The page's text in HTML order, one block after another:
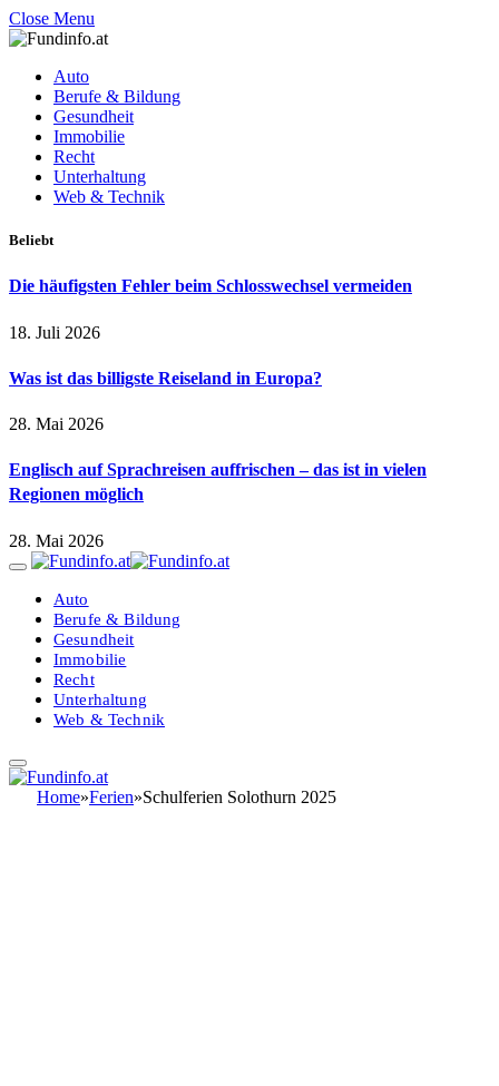
Close Menu
Auto
Berufe & Bildung
Gesundheit
Immobilie
Recht
Unterhaltung
Web & Technik
Beliebt
Die häufigsten Fehler beim Schlosswechsel vermeiden
18. Juli 2026
Was ist das billigste Reiseland in Europa?
28. Mai 2026
Englisch auf Sprachreisen auffrischen – das ist in vielen
Regionen möglich
28. Mai 2026
Auto
Berufe & Bildung
Gesundheit
Immobilie
Recht
Unterhaltung
Web & Technik
Home»Ferien»Schulferien Solothurn 2025